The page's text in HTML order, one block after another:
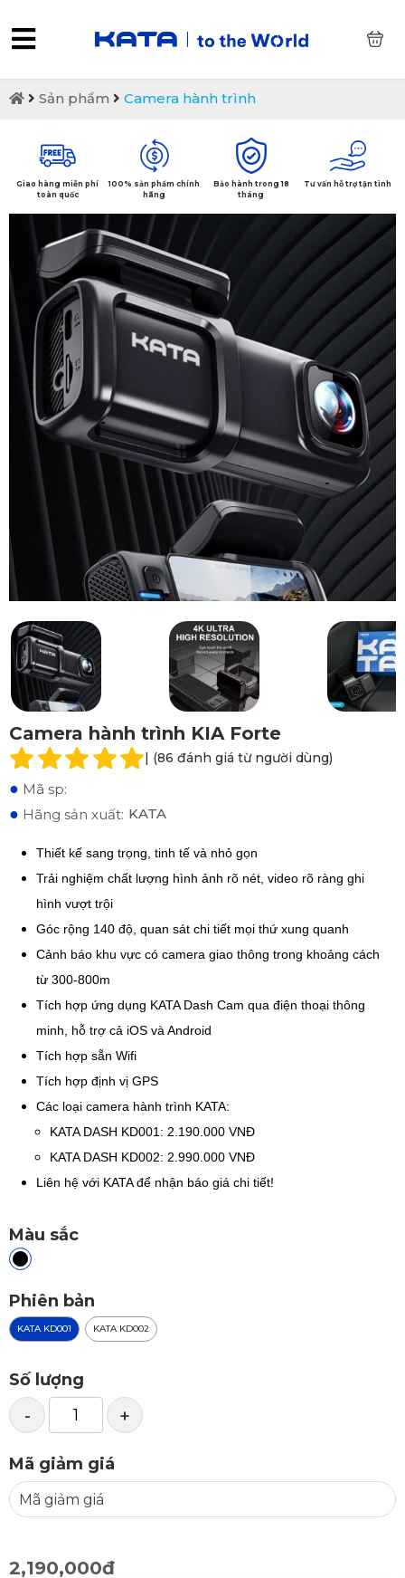
Sản phẩm Camera hành trình
Giao hàng miễn phí
toàn quốc
100% sản phẩm chính
hãng
Bảo hành trong 18
tháng
Tư vấn hỗ trợ tận tình
Camera hành trình KIA Forte
| (86 đánh giá từ người dùng)
● Mã sp:
● Hãng sản xuất: KATA
Thiết kế sang trọng, tinh tế và nhỏ gọn
Trải nghiệm chất lượng hình ảnh rõ nét, video rõ ràng ghi
hình vượt trội
Góc rộng 140 độ, quan sát chi tiết mọi thứ xung quanh
Cảnh báo khu vực có camera giao thông trong khoảng cách
từ 300-800m
Tích hợp ứng dụng KATA Dash Cam qua điện thoại thông
minh, hỗ trợ cả iOS và Android
Tích hợp sẵn Wifi
Tích hợp định vị GPS
Các loại camera hành trình KATA:
KATA DASH KD001: 2.190.000 VNĐ
KATA DASH KD002: 2.990.000 VNĐ
Liên hệ với KATA để nhận báo giá chi tiết!
Màu sắc
Phiên bản
KATA KD001 KATA KD002
Số lượng
- +
Mã giảm giá
2,190,000đ